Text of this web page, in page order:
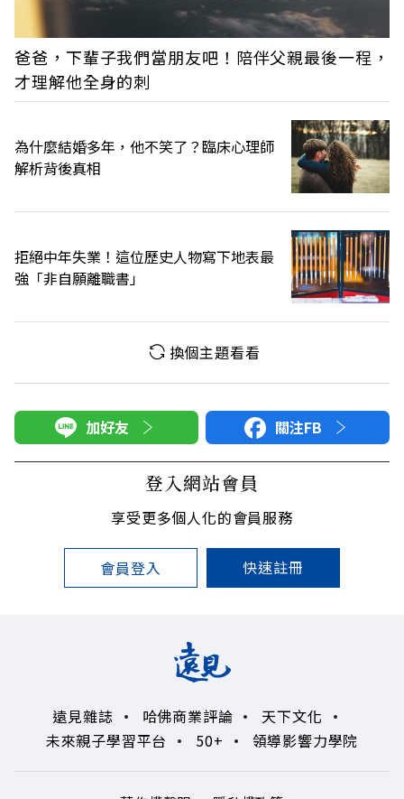
爸爸，下輩子我們當朋友吧！陪伴父親最後一程，
才理解他全身的刺
為什麼結婚多年，他不笑了？臨床心理師
解析背後真相
拒絕中年失業！這位歷史人物寫下地表最
強「非自願離職書」
換個主題看看
加好友 關注FB
登入網站會員
享受更多個人化的會員服務
會員登入 快速註冊
遠見雜誌 哈佛商業評論
天下文化
未來親子學習平台
50+ 領導影響力學院